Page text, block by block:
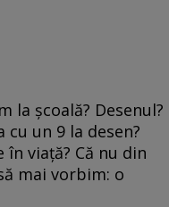
la şcoală? Desenul?
un 9 la desen?
viaţă? Că nu din
mai vorbim: o